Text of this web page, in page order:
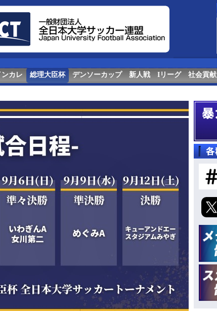
ンカレ 総理大臣杯 デンソーカップ 新人戦 Iリーグ 社会貢献